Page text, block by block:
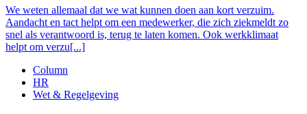
We weten allemaal dat we wat kunnen doen aan kort verzuim.
Aandacht en tact helpt om een medewerker, die zich ziekmeldt zo
snel als verantwoord is, terug te laten komen. Ook werkklimaat
helpt om verzu[...]
Column
HR
Wet & Regelgeving